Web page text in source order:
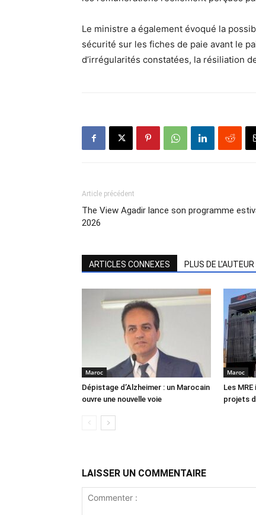
Le ministre a également évoqué la
sécurité sur les fiches de paie avant le
d’irrégularités constatées, la résiliation
Article précédent
The View Agadir lance son programme
2026
ARTICLES CONNEXES PLUS DE L'AUTEUR
Maroc
Dépistage d’Alzheimer : un Marocain
ouvre une nouvelle voie
Maroc
Les
projets
LAISSER UN COMMENTAIRE